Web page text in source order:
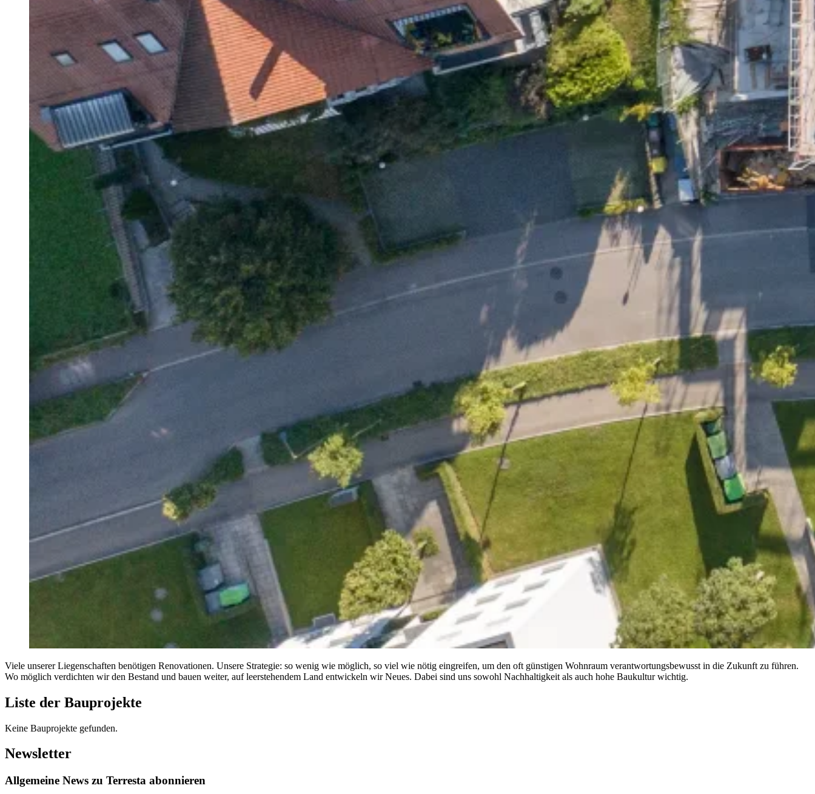
Viele unserer Liegenschaften benötigen Renovationen. Unsere Strategie: so wenig wie möglich, so viel wie nötig eingreifen, um den oft günstigen Wohnraum verantwortungsbewusst in die Zukunft zu führen.
Wo möglich verdichten wir den Bestand und bauen weiter, auf leerstehendem Land entwickeln wir Neues. Dabei sind uns sowohl Nachhaltigkeit als auch hohe Baukultur wichtig.
Liste der Bauprojekte
Keine Bauprojekte gefunden.
Newsletter
Allgemeine News zu Terresta abonnieren